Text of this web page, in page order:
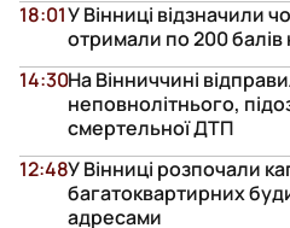
У Вінниці відзначили
отримали по 200
18:01
На Вінниччині
неповнолітнього,
смертельної ДТП
14:30
У Вінниці розпочали
багатоквартирних
адресами
12:48